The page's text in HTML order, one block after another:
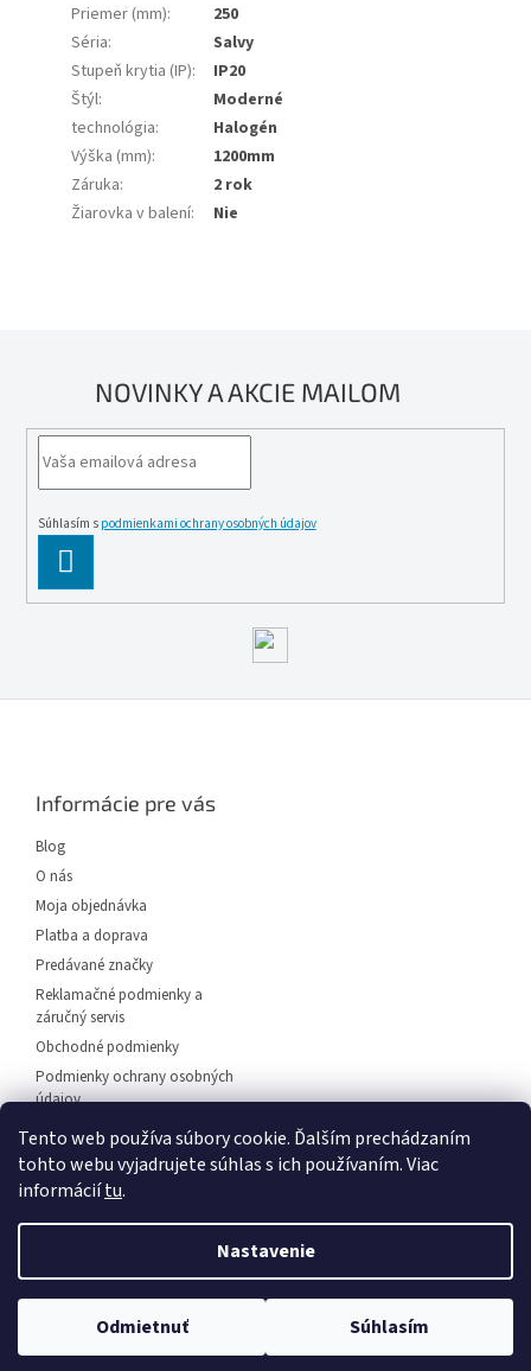
Tento web používa súbory cookie. Ďalším prechádzaním
tohto webu vyjadrujete súhlas s ich používaním. Viac
informáciítu.
Nastavenie
Odmietnuť Súhlasím
, 🛍️osobný odber odborné poradenstvo
Priemer (mm):
250
Séria:
Salvy
Stupeň krytia (IP):
IP20
Štýl:
Moderné
technológia:
Halogén
Výška (mm):
1200mm
Záruka:
2 rok
Žiarovka v balení: Nie
NOVINKY A AKCIE MAILOM
Súhlasím s podmienkami ochrany osobných údajov
SE
Informácie pre vás
Blog
O nás
Moja objednávka
Platba a doprava
Predávané značky
Reklamačné podmienky a
záručný servis
Obchodné podmienky
Podmienky ochrany osobných
údajov
Predajňa svietidiel Dunajská
Streda
Napíšte nám